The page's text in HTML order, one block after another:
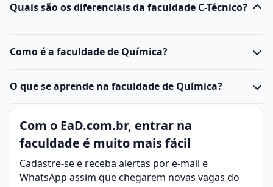
Quais são os diferenciais da faculdade C-Técnico?
Como é a faculdade de Química?
O curso de Químicaoferece uma formação sólida
abordando desde a química geral até áreas mais
específicas, como química orgânica, inorgânica, físico-
química e analítica.
realizar experimentos em laboratório, interpretar
resultados, desenvolver soluções para problemas
O que se aprende na faculdade de Química?
Química é a ciência que estuda a composição,
estrutura, propriedades e transformações da matéria.
Ela investiga como os diferentes elementos e
substâncias interagem entre si, as reações químicas
que ocorrem e as leis que regem essas mudanças.
Com o EaD.com.br, entrar na
faculdade é muito mais fácil
Cadastre-se e receba alertas por e-mail e
WhatsApp assim que chegarem novas vagas do